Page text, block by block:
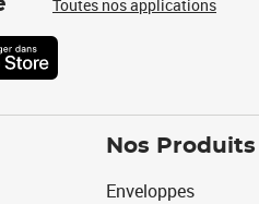
Toutes nos applications
Nos Produits
Enveloppes